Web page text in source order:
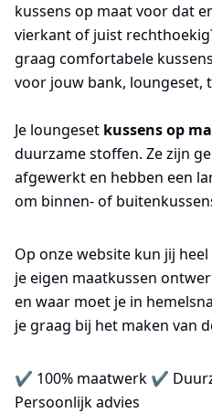
kussens op maat voor dat
vierkant of juist
graag comfortabele
voor jouw bank, loungeset,
Je loungeset kussens op
duurzame stoffen. Ze zijn
afgewerkt en hebben een
om binnen- of
Op onze website kun jij
je eigen maatkussen
en waar moet je in
je graag bij het maken van
✔ 100% maatwerk ✔
Persoonlijk advies